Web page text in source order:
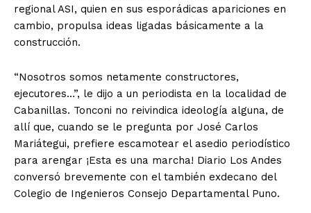
regional ASI, quien en sus esporádicas apariciones en
cambio, propulsa ideas ligadas básicamente a la
construcción.
“Nosotros somos netamente constructores,
ejecutores…”, le dijo a un periodista en la localidad de
Cabanillas. Tonconi no reivindica ideología alguna, de
allí que, cuando se le pregunta por José Carlos
Mariátegui, prefiere escamotear el asedio periodístico
para arengar ¡Esta es una marcha! Diario Los Andes
conversó brevemente con el también exdecano del
Colegio de Ingenieros Consejo Departamental Puno.